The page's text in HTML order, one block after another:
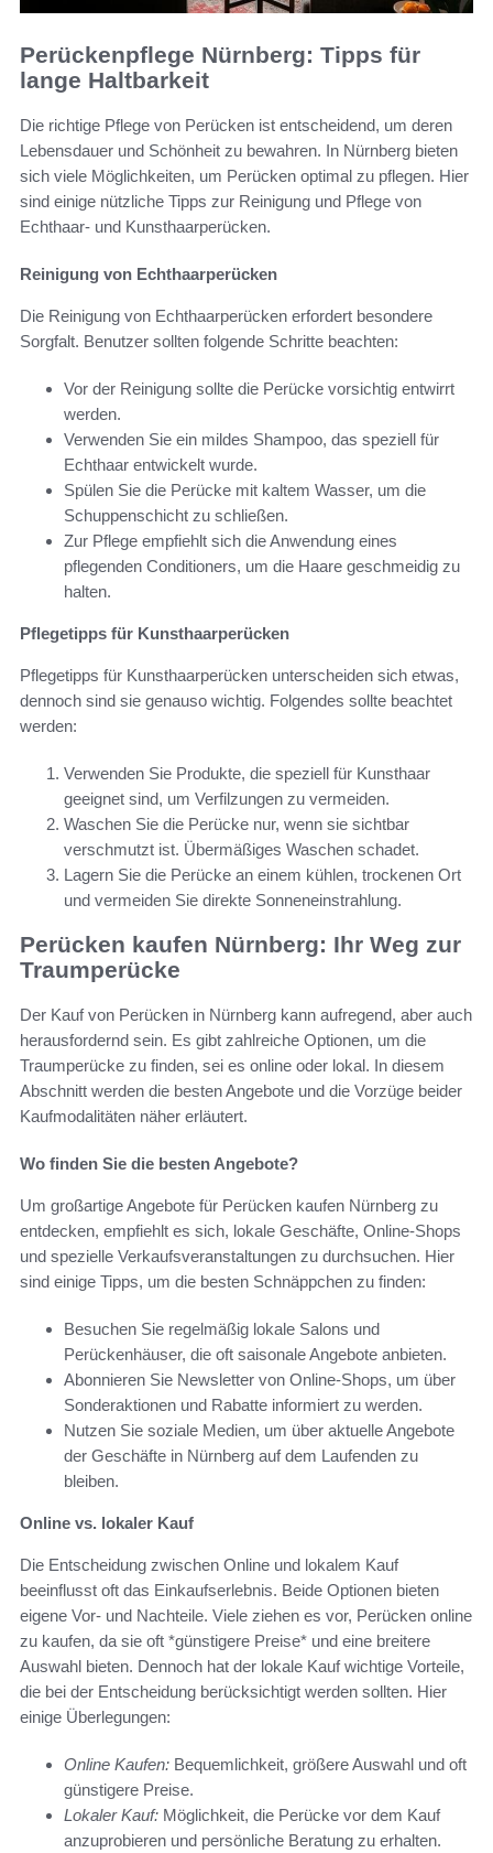
Perückenpflege Nürnberg: Tipps für
lange Haltbarkeit
Die richtige Pflege von Perücken ist entscheidend, um deren
Lebensdauer und Schönheit zu bewahren. In Nürnberg bieten
sich viele Möglichkeiten, um Perücken optimal zu pflegen. Hier
sind einige nützliche Tipps zur Reinigung und Pflege von
Echthaar- und Kunsthaarperücken.
Reinigung von Echthaarperücken
Die Reinigung von Echthaarperücken erfordert besondere
Sorgfalt. Benutzer sollten folgende Schritte beachten:
Vor der Reinigung sollte die Perücke vorsichtig entwirrt
werden.
Verwenden Sie ein mildes Shampoo, das speziell für
Echthaar entwickelt wurde.
Spülen Sie die Perücke mit kaltem Wasser, um die
Schuppenschicht zu schließen.
Zur Pflege empfiehlt sich die Anwendung eines
pflegenden Conditioners, um die Haare geschmeidig zu
halten.
Pflegetipps für Kunsthaarperücken
Pflegetipps für Kunsthaarperücken unterscheiden sich etwas,
dennoch sind sie genauso wichtig. Folgendes sollte beachtet
werden:
Verwenden Sie Produkte, die speziell für Kunsthaar
geeignet sind, um Verfilzungen zu vermeiden.
Waschen Sie die Perücke nur, wenn sie sichtbar
verschmutzt ist. Übermäßiges Waschen schadet.
Lagern Sie die Perücke an einem kühlen, trockenen Ort
und vermeiden Sie direkte Sonneneinstrahlung.
Perücken kaufen Nürnberg: Ihr Weg zur
Traumperücke
Der Kauf von Perücken in Nürnberg kann aufregend, aber auch
herausfordernd sein. Es gibt zahlreiche Optionen, um die
Traumperücke zu finden, sei es online oder lokal. In diesem
Abschnitt werden die besten Angebote und die Vorzüge beider
Kaufmodalitäten näher erläutert.
Wo finden Sie die besten Angebote?
Um großartige Angebote für Perücken kaufen Nürnberg zu
entdecken, empfiehlt es sich, lokale Geschäfte, Online-Shops
und spezielle Verkaufsveranstaltungen zu durchsuchen. Hier
sind einige Tipps, um die besten Schnäppchen zu finden:
Besuchen Sie regelmäßig lokale Salons und
Perückenhäuser, die oft saisonale Angebote anbieten.
Abonnieren Sie Newsletter von Online-Shops, um über
Sonderaktionen und Rabatte informiert zu werden.
Nutzen Sie soziale Medien, um über aktuelle Angebote
der Geschäfte in Nürnberg auf dem Laufenden zu
bleiben.
Online vs. lokaler Kauf
Die Entscheidung zwischen Online und lokalem Kauf
beeinflusst oft das Einkaufserlebnis. Beide Optionen bieten
eigene Vor- und Nachteile. Viele ziehen es vor, Perücken online
zu kaufen, da sie oft *günstigere Preise* und eine breitere
Auswahl bieten. Dennoch hat der lokale Kauf wichtige Vorteile,
die bei der Entscheidung berücksichtigt werden sollten. Hier
einige Überlegungen:
Online Kaufen: Bequemlichkeit, größere Auswahl und oft
günstigere Preise.
Lokaler Kauf: Möglichkeit, die Perücke vor dem Kauf
anzuprobieren und persönliche Beratung zu erhalten.